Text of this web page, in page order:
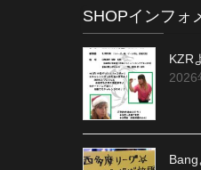
SHOPインフォ
KZR
2026